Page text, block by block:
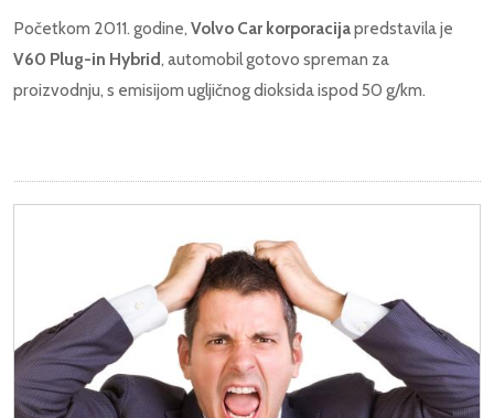
Početkom 2011. godine, Volvo Car korporacijapredstavila je
V60 Plug-in Hybrid, automobil gotovo spreman za
proizvodnju, s emisijom ugljičnog dioksida ispod 50 g/km.